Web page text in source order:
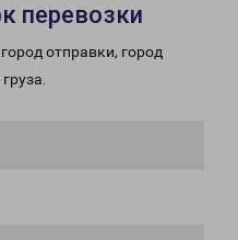
перевозки
отправки, город